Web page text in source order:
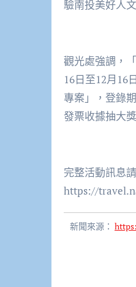
驗南投美好人
觀光處強調，
16日至12月16
專案」，登錄
發票收據抽大獎
完整活動訊息
https://
新聞來源：